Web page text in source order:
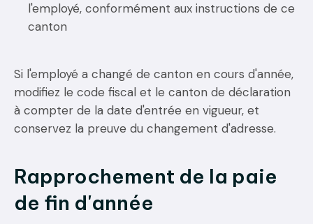
l'employé, conformément aux instructions de ce
canton
Si l'employé a changé de canton en cours d'année,
modifiez le code fiscal et le canton de déclaration
à compter de la date d'entrée en vigueur, et
conservez la preuve du changement d'adresse.
Rapprochement de la paie
de fin d'année